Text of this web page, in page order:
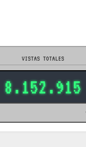
VISTAS TOTALES
8.152.915